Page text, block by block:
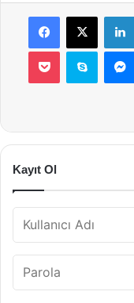
Facebook
X
Pocket Skype
Kayıt Ol